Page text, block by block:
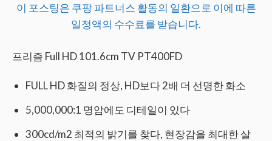
이 포스팅은 쿠팡 파트너스 활동의 일환으로 이에 따른
일정액의 수수료를 받습니다.
프리즘 Full HD 101.6cm TV PT400FD
FULL HD 화질의 정상, HD보다 2배 더 선명한 화소
5,000,000:1 명암에도 디테일이 있다
300cd/m2 최적의 밝기를 찾다, 현장감을 최대한 살